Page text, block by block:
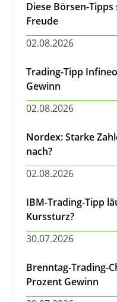
Diese Börsen-
Freude
02.08.2026
Trading-Tipp
Gewinn
02.08.2026
Nordex: Starke
nach?
02.08.2026
IBM-Trading-Tipp
Kurssturz?
30.07.2026
Brenntag-Trading-
Prozent Gewinn